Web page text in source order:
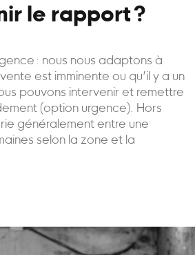
le rapport ?
: nous nous adaptons à
est imminente ou qu’il y a un
pouvons intervenir et remettre
(option urgence). Hors
généralement entre une
selon la zone et la